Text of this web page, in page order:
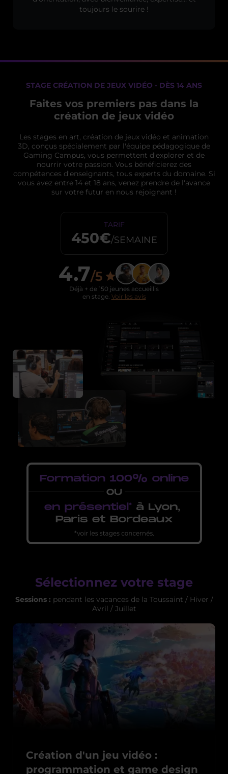
toujours le sourire !
STAGE CRÉATION DE JEUX VIDÉO - DÈS 14 ANS
Faites vos premiers pas dans la
création de jeux vidéo
Les stages en art, création de jeux vidéo et animation
3D, conçus spécialement par l'équipe pédagogique de
Gaming Campus, vous permettent d'explorer et de
nourrir votre passion. Vous bénéficierez des
compétences d'enseignants, tous experts du domaine. Si
vous avez entre 14 et 18 ans, venez prendre de l'avance
sur votre futur en nous rejoignant !
TARIF
450€/SEMAINE
4.7/5
Déjà + de 150 jeunes accueillis
en stage. Voir les avis
Sélectionnez votre stage
Sessions : pendant les vacances de la Toussaint / Hiver /
Avril / Juillet
Création d'un jeu vidéo :
programmation et game design